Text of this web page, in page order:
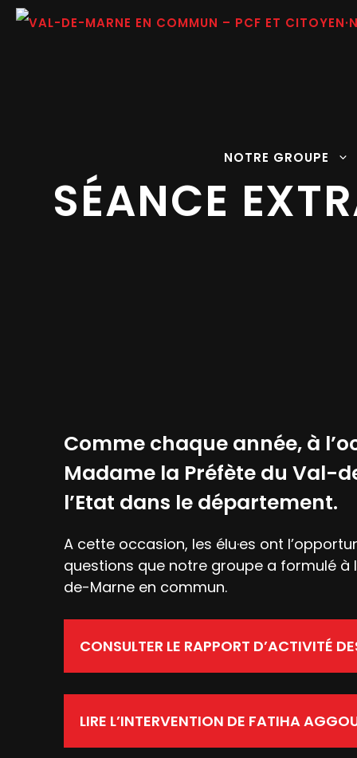
Aller
NOTRE GROUPE
SÉANCE
Comme chaque année, à
Madame la Préfète du Val-
l’Etat dans le département.
A cette occasion, les élu·es ont
questions que notre groupe a formulé à
de-Marne en commun.
CONSULTER LE RAPPORT D’ACTIVITÉ
LIRE L’INTERVENTION DE FATIHA